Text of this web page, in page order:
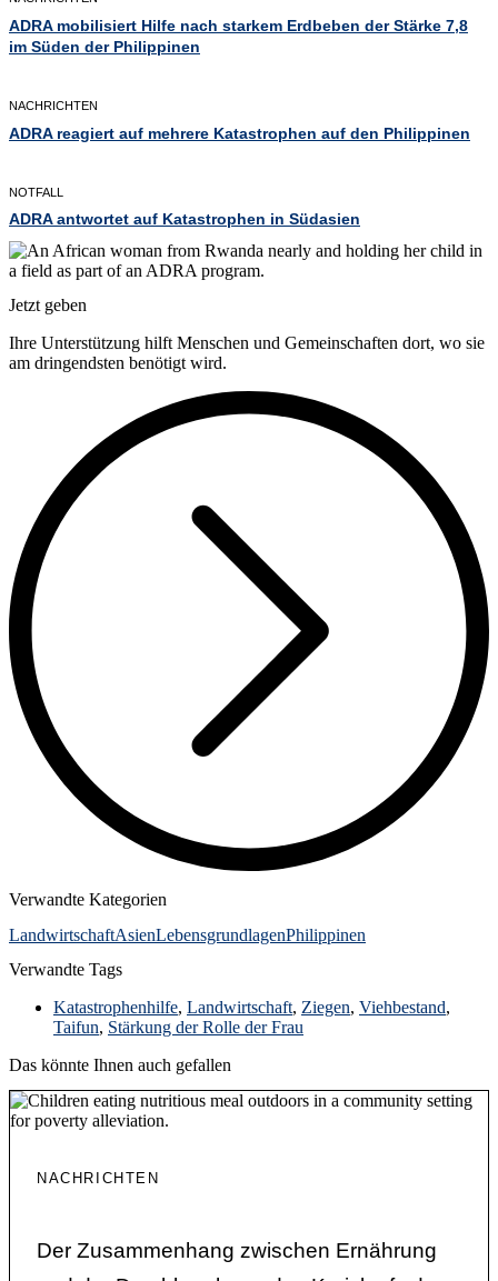
ADRA mobilisiert Hilfe nach starkem Erdbeben der Stärke 7,8
im Süden der Philippinen
NACHRICHTEN
ADRA reagiert auf mehrere Katastrophen auf den Philippinen
NOTFALL
ADRA antwortet auf Katastrophen in Südasien
Jetzt geben
Ihre Unterstützung hilft Menschen und Gemeinschaften dort, wo sie
am dringendsten benötigt wird.
Verwandte Kategorien
LandwirtschaftAsienLebensgrundlagenPhilippinen
Verwandte Tags
Katastrophenhilfe, Landwirtschaft, Ziegen, Viehbestand,
Taifun, Stärkung der Rolle der Frau
Das könnte Ihnen auch gefallen
NACHRICHTEN
Der Zusammenhang zwischen Ernährung